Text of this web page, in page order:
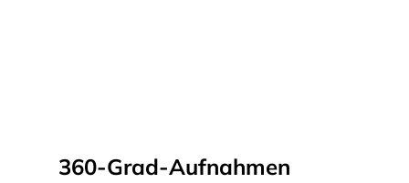
360-Grad-Aufnahmen